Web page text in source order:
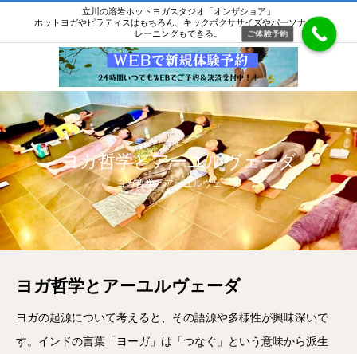
立川の溶岩ホットヨガスタジオ「オンザショア」
ホットヨガやピラティスはもちろん、キックボクササイズやパーソナルト
レーニングもできる。
ヨガ哲学とアーユルヴェーダ
ヨガ哲学とアーユルヴェーダ
ヨガ哲学とアーユルヴェーダ
ヨガの起源について考えると、その語源や多様性が興味深いで
す。インドの言葉「ヨーガ」は「つなぐ」という意味から派生
ご体験予約